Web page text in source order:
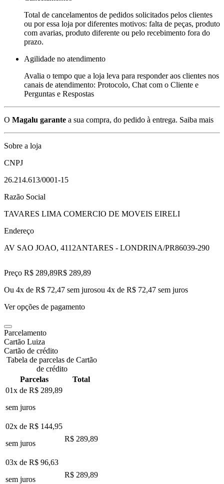
Total de cancelamentos de pedidos solicitados pelos clientes
ou por essa loja por diferentes motivos: falta de peças, produto
com avarias, produto diferente ou pelo recebimento fora do
prazo.
Agilidade no atendimento
Avalia o tempo que a loja leva para responder aos clientes nos
canais de atendimento: Protocolo, Chat com o Cliente e
Perguntas e Respostas
O Magalu garante a sua compra, do pedido à entrega. Saiba mais
Sobre a loja
CNPJ
26.214.613/0001-15
Razão Social
TAVARES LIMA COMERCIO DE MOVEIS EIRELI
Endereço
AV SAO JOAO, 4112ANTARES - LONDRINA/PR86039-290
Preço R$ 289,89R$ 289,89
Ou 4x de R$ 72,47 sem jurosou 4x de R$ 72,47 sem juros
Ver opções de pagamento
Parcelamento
Cartão Luiza
Cartão de crédito
Tabela de parcelas de Cartão
de crédito
Parcelas
Total
01x de R$ 289,89
sem juros
02x de R$ 144,95
sem juros
R$ 289,89
03x de R$ 96,63
sem juros
R$ 289,89